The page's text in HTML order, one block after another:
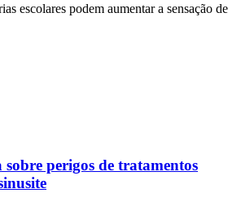
escolares podem aumentar a sensação de
sobre perigos de tratamentos